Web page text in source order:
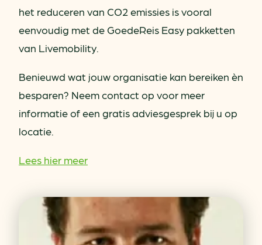
het reduceren van CO2 emissies is vooral
eenvoudig met de GoedeReis Easy pakketten
van Livemobility.
Benieuwd wat jouw organisatie kan bereiken èn
besparen? Neem contact op voor meer
informatie of een gratis adviesgesprek bij u op
locatie.
Lees hier meer